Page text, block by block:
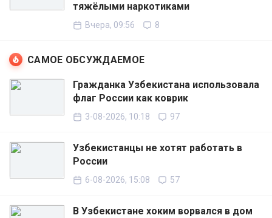
тяжёлыми наркотиками
Вчера, 09:56 8
САМОЕ ОБСУЖДАЕМОЕ
Гражданка Узбекистана использовала
флаг России как коврик
3-08-2026, 10:18 97
Узбекистанцы не хотят работать в
России
6-08-2026, 15:08 57
В Узбекистане хоким ворвался в дом